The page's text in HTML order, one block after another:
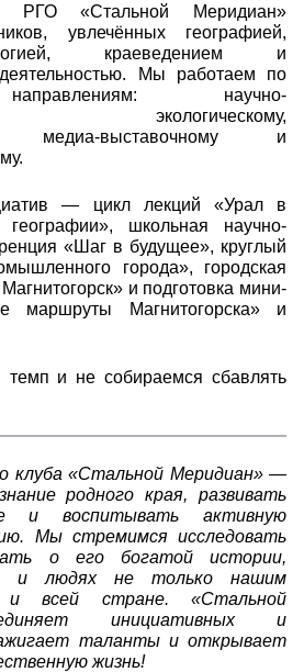
РГО «Стальной Меридиан»
увлечённых географией,
краеведением и
деятельностью. Мы работаем по
научно-
экологическому,
медиа-выставочному и
— цикл лекций «Урал в
школьная научно-
«Шаг в будущее», круглый
города», городская
и подготовка мини-
маршруты Магнитогорска» и
и не собираемся сбавлять
клуба «Стальной Меридиан» —
родного края, развивать
и воспитывать активную
Мы стремимся исследовать
о его богатой истории,
и людях не только нашим
и всей стране. «Стальной
инициативных и
таланты и открывает
жизнь!